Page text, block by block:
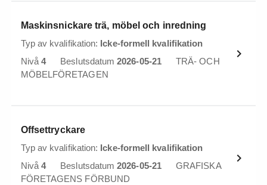
Maskinsnickare trä, möbel och inredning
Typ av kvalifikation: Icke-formell kvalifikation
Nivå4 Beslutsdatum2026-05-21
TRÄ- OCH
MÖBELFÖRETAGEN
Offsettryckare
Typ av kvalifikation: Icke-formell kvalifikation
Nivå4 Beslutsdatum2026-05-21
GRAFISKA
FÖRETAGENS FÖRBUND